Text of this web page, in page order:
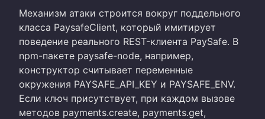
Механизм атаки строится вокруг поддельного
класса PaysafeClient, который имитирует
поведение реального REST-клиента PaySafe. В
npm-пакете paysafe-node, например,
конструктор считывает переменные
окружения PAYSAFE_API_KEY и PAYSAFE_ENV.
Если ключ присутствует, при каждом вызове
методов payments.create, payments.get,